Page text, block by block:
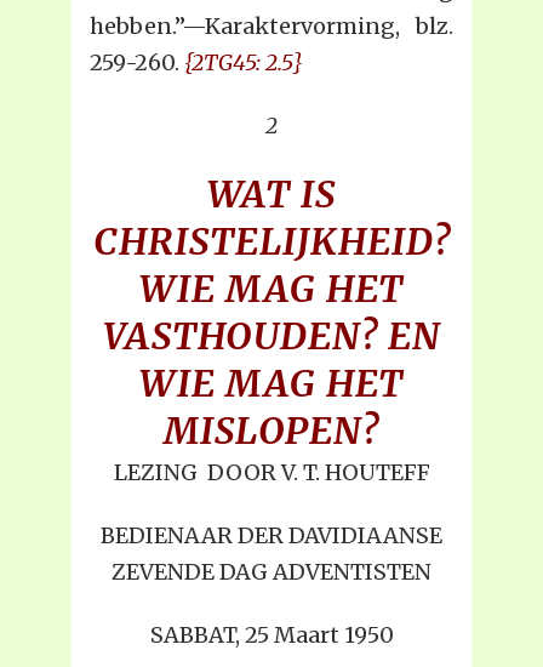
hebben.”—Karaktervorming, blz.
259-260. {2TG45: 2.5}
2
WAT IS
CHRISTELIJKHEID?
WIE MAG HET
VASTHOUDEN? EN
WIE MAG HET
MISLOPEN?
LEZING DOOR V. T. HOUTEFF
BEDIENAAR DER DAVIDIAANSE
ZEVENDE DAG ADVENTISTEN
SABBAT, 25 Maart 1950